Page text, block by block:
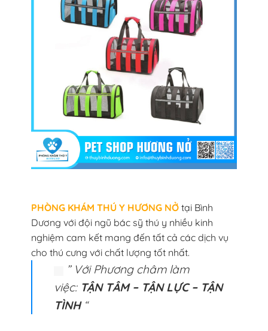
PHÒNG KHÁM THÚ Y HƯƠNG NỞtại Bình
Dương với đội ngũ bác sỹ thú y nhiều kinh
nghiệm cam kết mang đến tất cả các dịch vụ
cho thú cưng với chất lượng tốt nhất.
” Với Phương châm làm
việc: TẬN TÂM – TẬN LỰC – TẬN
TÌNH“